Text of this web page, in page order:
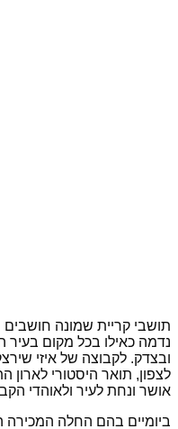
תושבי קריית שמונה
נדמה כאילו בכל מקום בעיר
ובצדק. לקבוצה של איזי
לצפון, תואר היסטורי לארון
אושר ונחת לעיר ולאוהדי